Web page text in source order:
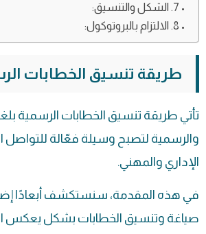
7. الشكل والتنسيق:
8. الالتزام بالبروتوكول:
طريقة تنسيق الخطابات
تأتي طريقة تنسيق الخطابات الرسمية
والرسمية لتصبح وسيلة فعّالة
الإداري والمهني.
في هذه المقدمة، سنستكشف أبعادًا
صياغة وتنسيق الخطابات بشكل يعكس